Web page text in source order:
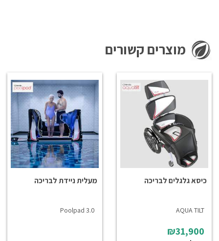
מוצרים קשורים
כיסא גלגלים לבריכה
AQUA TILT
₪31,900
מעלית ניידת לבריכה
Poolpad 3.0